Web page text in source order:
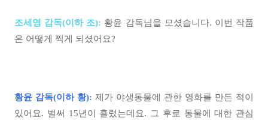
조세영 감독(이하 조): 황윤 감독님을 모셨습니다. 이번 작품
은 어떻게 찍게 되셨어요?
황윤 감독(이하 황): 제가 야생동물에 관한 영화를 만든 적이
있어요. 벌써 15년이 흘렀는데요. 그 후로 동물에 대한 관심